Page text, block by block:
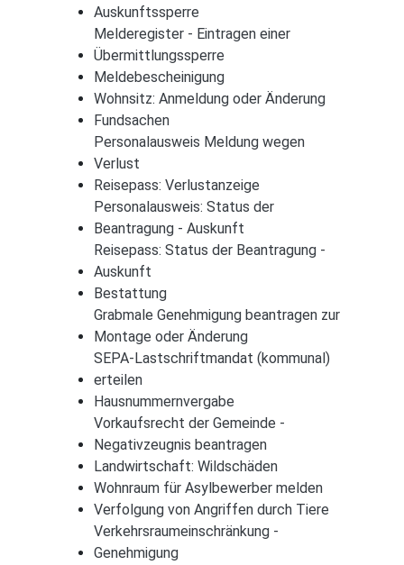
Auskunftssperre
Melderegister - Eintragen einer
Übermittlungssperre
Meldebescheinigung
Wohnsitz: Anmeldung oder Änderung
Fundsachen
Personalausweis Meldung wegen
Verlust
Reisepass: Verlustanzeige
Personalausweis: Status der
Beantragung - Auskunft
Reisepass: Status der Beantragung -
Auskunft
Bestattung
Grabmale Genehmigung beantragen zur
Montage oder Änderung
SEPA-Lastschriftmandat (kommunal)
erteilen
Hausnummernvergabe
Vorkaufsrecht der Gemeinde -
Negativzeugnis beantragen
Landwirtschaft: Wildschäden
Wohnraum für Asylbewerber melden
Verfolgung von Angriffen durch Tiere
Verkehrsraumeinschränkung -
Genehmigung